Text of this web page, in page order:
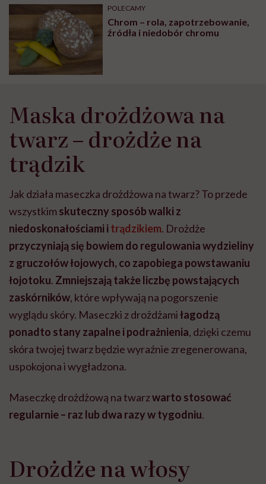
może chyba tylko
głupota i brak
wyobraźni"
pracy
POLECAMY
Chrom – rola, zapotrzebowanie,
źródła i niedobór chromu
Maska drożdżowa na
twarz – drożdże na
trądzik
Jak działa maseczka drożdżowa na twarz? To przede
wszystkimskuteczny sposób walki z
niedoskonałościami i trądzikiem. Drożdże
przyczyniają się bowiem do regulowania wydzieliny
z gruczołów łojowych, co zapobiega powstawaniu
łojotoku. Zmniejszają także liczbę powstających
zaskórników, które wpływają na pogorszenie
wyglądu skóry. Maseczki z drożdżamiłagodzą
ponadto stany zapalne i podrażnienia, dzięki czemu
skóra twojej twarz będzie wyraźnie zregenerowana,
uspokojona i wygładzona.
Maseczkę drożdżową na twarzwarto stosować
regularnie – raz lub dwa razy w tygodniu.
Drożdże na włosy